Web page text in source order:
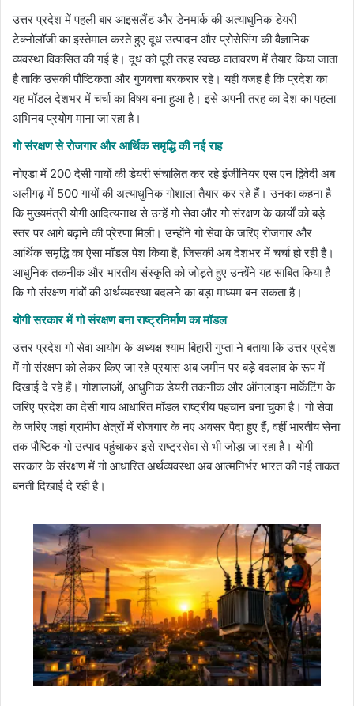
उत्तर प्रदेश में पहली बार आइसलैंड और डेनमार्क की अत्याधुनिक डेयरी
टेक्नोलॉजी का इस्तेमाल करते हुए दूध उत्पादन और प्रोसेसिंग की वैज्ञानिक
व्यवस्था विकसित की गई है। दूध को पूरी तरह स्वच्छ वातावरण में तैयार किया जाता
है ताकि उसकी पौष्टिकता और गुणवत्ता बरकरार रहे। यही वजह है कि प्रदेश का
यह मॉडल देशभर में चर्चा का विषय बना हुआ है। इसे अपनी तरह का देश का पहला
अभिनव प्रयोग माना जा रहा है।
गो संरक्षण से रोजगार और आर्थिक समृद्धि की नई राह
नोएडा में 200 देसी गायों की डेयरी संचालित कर रहे इंजीनियर एस एन द्विवेदी अब
अलीगढ़ में 500 गायों की अत्याधुनिक गोशाला तैयार कर रहे हैं। उनका कहना है
कि मुख्यमंत्री योगी आदित्यनाथ से उन्हें गो सेवा और गो संरक्षण के कार्यों को बड़े
स्तर पर आगे बढ़ाने की प्रेरणा मिली। उन्होंने गो सेवा के जरिए रोजगार और
आर्थिक समृद्धि का ऐसा मॉडल पेश किया है, जिसकी अब देशभर में चर्चा हो रही है।
आधुनिक तकनीक और भारतीय संस्कृति को जोड़ते हुए उन्होंने यह साबित किया है
कि गो संरक्षण गांवों की अर्थव्यवस्था बदलने का बड़ा माध्यम बन सकता है।
योगी सरकार में गो संरक्षण बना राष्ट्रनिर्माण का मॉडल
उत्तर प्रदेश गो सेवा आयोग के अध्यक्ष श्याम बिहारी गुप्ता ने बताया कि उत्तर प्रदेश
में गो संरक्षण को लेकर किए जा रहे प्रयास अब जमीन पर बड़े बदलाव के रूप में
दिखाई दे रहे हैं। गोशालाओं, आधुनिक डेयरी तकनीक और ऑनलाइन मार्केटिंग के
जरिए प्रदेश का देसी गाय आधारित मॉडल राष्ट्रीय पहचान बना चुका है। गो सेवा
के जरिए जहां ग्रामीण क्षेत्रों में रोजगार के नए अवसर पैदा हुए हैं, वहीं भारतीय सेना
तक पौष्टिक गो उत्पाद पहुंचाकर इसे राष्ट्रसेवा से भी जोड़ा जा रहा है। योगी
सरकार के संरक्षण में गो आधारित अर्थव्यवस्था अब आत्मनिर्भर भारत की नई ताकत
बनती दिखाई दे रही है।